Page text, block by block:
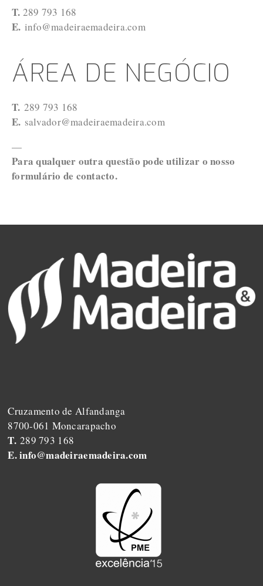
T. 289 793 168
E. info@madeiraemadeira.com
ÁREA DE NEGÓCIO
T. 289 793 168
E. salvador@madeiraemadeira.com
—
Para qualquer outra questão pode utilizar o nosso
formulário de contacto.
Cruzamento de Alfandanga
8700-061 Moncarapacho
T. 289 793 168
E. info@madeiraemadeira.com